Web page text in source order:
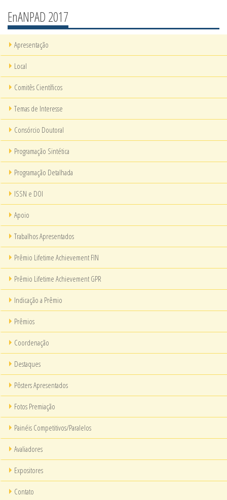
EnANPAD 2017
Apresentação
Local
Comitês Científicos
Temas de Interesse
Consórcio Doutoral
Programação Sintética
Programação Detalhada
ISSN e DOI
Apoio
Trabalhos Apresentados
Prêmio Lifetime Achievement FIN
Prêmio Lifetime Achievement GPR
Indicação a Prêmio
Prêmios
Coordenação
Destaques
Pôsters Apresentados
Fotos Premiação
Painéis Competitivos/Paralelos
Avaliadores
Expositores
Contato